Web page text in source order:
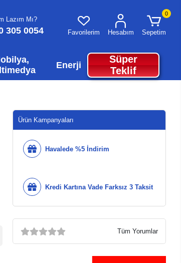
Lazım Mı?
305 0054 Favorilerim Hesabım
0
Sepetim
Enerji
Süper
Teklif
Ürün Kampanyaları
Havalede %5 İndirim
Kredi Kartına Vade Farksız 3 Taksit
Tüm Yorumlar